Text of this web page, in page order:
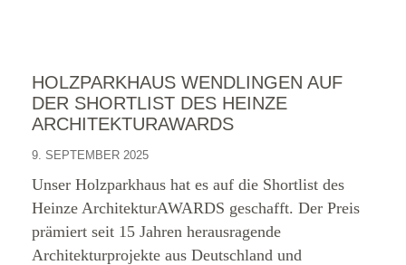
HOLZPARKHAUS WENDLINGEN AUF
DER SHORTLIST DES HEINZE
ARCHITEKTURAWARDS
9. SEPTEMBER 2025
Unser Holzparkhaus hat es auf die Shortlist des
Heinze ArchitekturAWARDS geschafft. Der Preis
prämiert seit 15 Jahren herausragende
Architekturprojekte aus Deutschland und